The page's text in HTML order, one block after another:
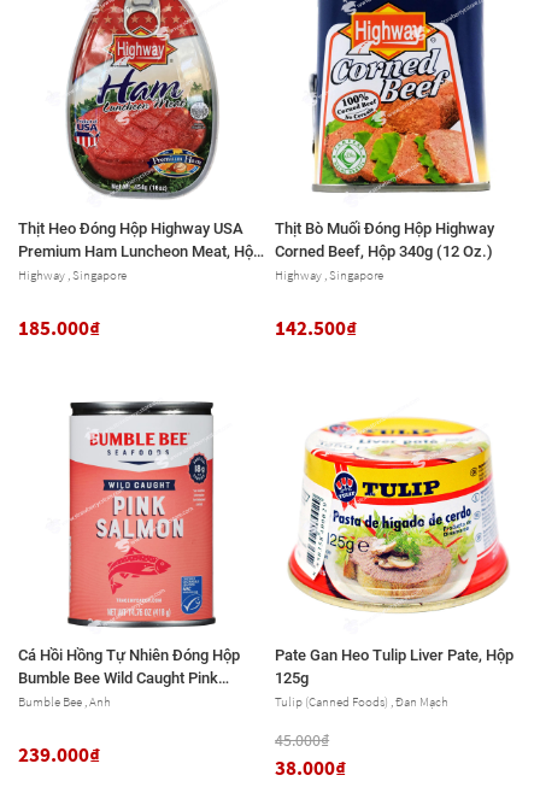
Thịt Heo Đóng Hộp Highway USA
Premium Ham Luncheon Meat, Hộp
454g (16 Oz.)
Highway , Singapore
185.000₫
Thịt Bò Muối Đóng Hộp Highway
Corned Beef, Hộp 340g (12 Oz.)
Highway , Singapore
142.500₫
Cá Hồi Hồng Tự Nhiên Đóng Hộp
Bumble Bee Wild Caught Pink
Salmon Skinless & Boneless, Hộp
Bumble Bee , Anh
239.000₫
Pate Gan Heo Tulip Liver Pate, Hộp
125g
Tulip (Canned Foods) , Đan Mạch
45.000₫
38.000₫